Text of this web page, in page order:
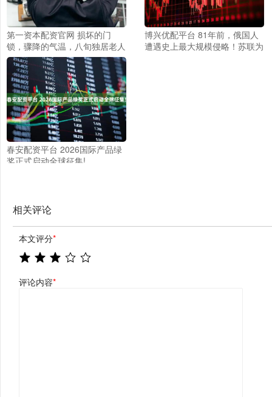
第一资本配资官网 损坏的门
锁，骤降的气温，八旬独居老人
在四楼阳台瑟瑟发抖……
博兴优配平台 81年前，俄国人
遭遇史上最大规模侵略！苏联为
春安配资平台 2026国际产品绿
奖正式启动全球征集!
相关评论
本文评分*
评论内容*